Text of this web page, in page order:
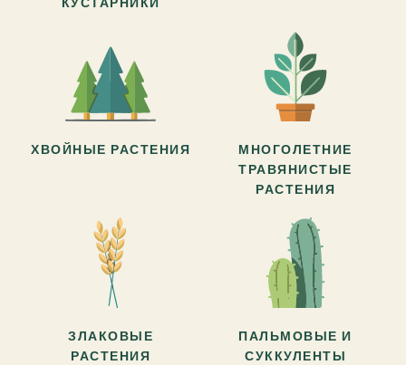
ХВОЙНЫЕ РАСТЕНИЯ
МНОГОЛЕТНИЕ
ТРАВЯНИСТЫЕ
РАСТЕНИЯ
ЗЛАКОВЫЕ
РАСТЕНИЯ
ПАЛЬМОВЫЕ И
СУККУЛЕНТЫ